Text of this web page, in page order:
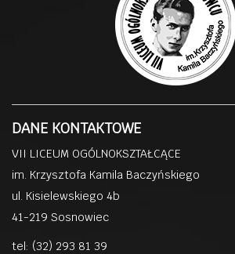
DANE KONTAKTOWE
VII LICEUM OGÓLNOKSZTAŁCĄCE
im. Krzysztofa Kamila Baczyńskiego
ul. Kisielewskiego 4b
41-219 Sosnowiec
tel: (32) 293 81 39